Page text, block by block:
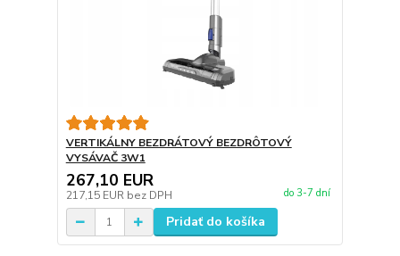
VERTIKÁLNY BEZDRÁTOVÝ BEZDRÔTOVÝ
VYSÁVAČ 3W1
267,10 EUR
217,15 EUR bez DPH do 3-7 dní
Pridať do košíka